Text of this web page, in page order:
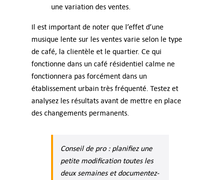
une variation des ventes.
Il est important de noter que l’effet d’une
musique lente sur les ventes varie selon le type
de café, la clientèle et le quartier. Ce qui
fonctionne dans un café résidentiel calme ne
fonctionnera pas forcément dans un
établissement urbain très fréquenté. Testez et
analysez les résultats avant de mettre en place
des changements permanents.
Conseil de pro : planifiez une
petite modification toutes les
deux semaines et documentez-